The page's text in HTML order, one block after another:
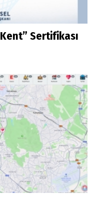
Sertifikası